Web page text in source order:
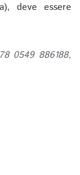
deve essere
0549 886188,